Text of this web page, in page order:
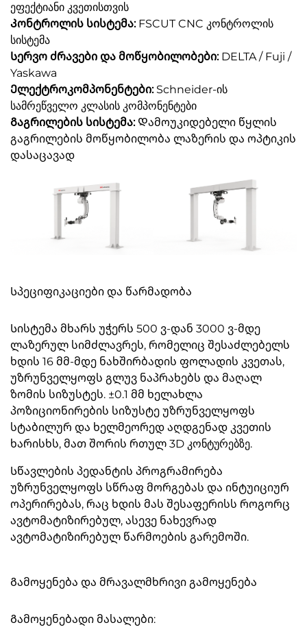
ეფექტიანი კვეთისთვის
Კონტროლის სისტემა: FSCUT CNC კონტროლის
სისტემა
Სერვო ძრავები და მოწყობილობები: DELTA / Fuji /
Yaskawa
Ელექტროკომპონენტები: Schneider-ის
სამრეწველო კლასის კომპონენტები
Გაგრილების სისტემა: Დამოუკიდებელი წყლის
გაგრილების მოწყობილობა ლაზერის და ოპტიკის
დასაცავად
Სპეციფიკაციები და წარმადობა
Სისტემა მხარს უჭერს 500 ვ-დან 3000 ვ-მდე
ლაზერულ სიმძლავრეს, რომელიც შესაძლებელს
ხდის 16 მმ-მდე ნახშირბადის ფოლადის კვეთას,
უზრუნველყოფს გლუვ ნაპრახებს და მაღალ
ზომის სიზუსტეს. ±0.1 მმ ხელახლა
პოზიციონირების სიზუსტე უზრუნველყოფს
სტაბილურ და ხელმეორედ აღდგენად კვეთის
ხარისხს, მათ შორის რთულ 3D კონტურებზე.
Სწავლების პედანტის პროგრამირება
უზრუნველყოფს სწრაფ მორგებას და ინტუიციურ
ოპერირებას, რაც ხდის მას შესაფერისს როგორც
ავტომატიზირებულ, ასევე ნახევრად
ავტომატიზირებულ წარმოების გარემოში.
Გამოყენება და მრავალმხრივი გამოყენება
Გამოყენებადი მასალები: